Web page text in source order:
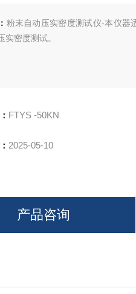
粉末自动压实密度测试仪-本仪器
实密度测试。
FTYS -50KN
2025-05-10
产品咨询